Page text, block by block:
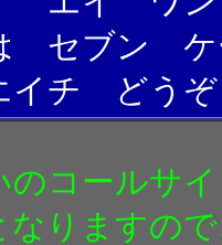
セブン
チ どうぞ
のコールサ
なりますの